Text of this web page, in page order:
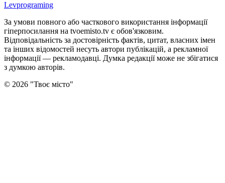
Levprograming
За умови повного або часткового використання iнформацiї
гіперпосилання на tvoemisto.tv є обов'язковим.
Відповідальність за достовірність фактів, цитат, власних імен
та інших відомостей несуть автори публікацій, а рекламної
інформації — рекламодавці. Думка редакцiї може не збiгатися
з думкою авторiв.
© 2026 "Твоє місто"